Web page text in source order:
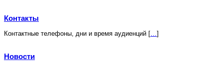
Контакты
Контактные телефоны, дни и время аудиенций [ ]
Новости